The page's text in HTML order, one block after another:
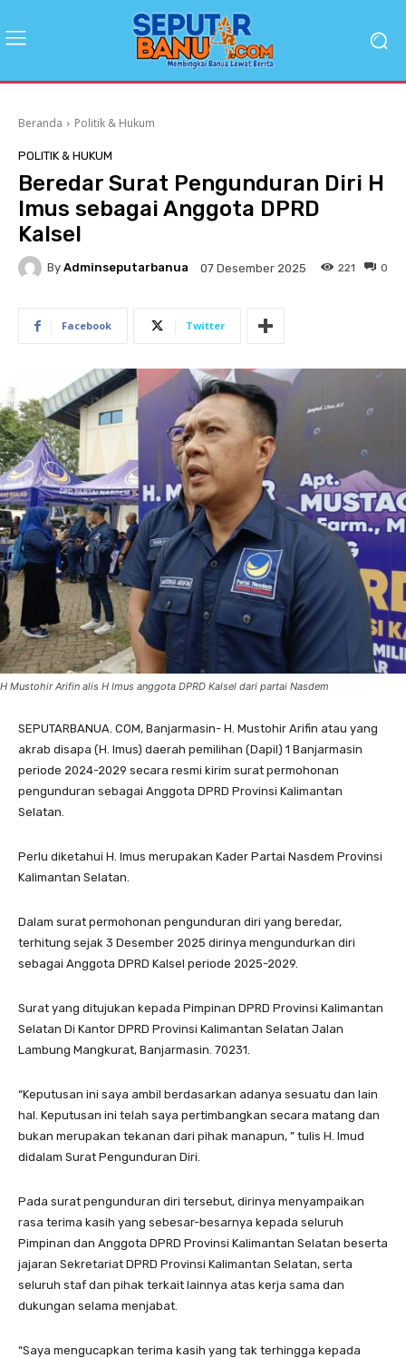
Beranda Politik & Hukum
POLITIK & HUKUM
Beredar Surat Pengunduran Diri H
Imus sebagai Anggota DPRD
Kalsel
By Adminseputarbanua 07 Desember 2025 0
221
Facebook Twitter
H Mustohir Arifin alis H Imus anggota DPRD Kalsel dari partai Nasdem
SEPUTARBANUA. COM, Banjarmasin- H. Mustohir Arifin atau yang
akrab disapa (H. Imus) daerah pemilihan (Dapil) 1 Banjarmasin
periode 2024-2029 secara resmi kirim surat permohonan
pengunduran sebagai Anggota DPRD Provinsi Kalimantan
Selatan.
Perlu diketahui H. Imus merupakan Kader Partai Nasdem Provinsi
Kalimantan Selatan.
Dalam surat permohonan pengunduran diri yang beredar,
terhitung sejak 3 Desember 2025 dirinya mengundurkan diri
sebagai Anggota DPRD Kalsel periode 2025-2029.
Surat yang ditujukan kepada Pimpinan DPRD Provinsi Kalimantan
Selatan Di Kantor DPRD Provinsi Kalimantan Selatan Jalan
Lambung Mangkurat, Banjarmasin. 70231.
“Keputusan ini saya ambil berdasarkan adanya sesuatu dan lain
hal. Keputusan ini telah saya pertimbangkan secara matang dan
bukan merupakan tekanan dari pihak manapun, ” tulis H. Imud
didalam Surat Pengunduran Diri.
Pada surat pengunduran diri tersebut, dirinya menyampaikan
rasa terima kasih yang sebesar-besarnya kepada seluruh
Pimpinan dan Anggota DPRD Provinsi Kalimantan Selatan beserta
jajaran Sekretariat DPRD Provinsi Kalimantan Selatan, serta
seluruh staf dan pihak terkait lainnya atas kerja sama dan
dukungan selama menjabat.
“Saya mengucapkan terima kasih yang tak terhingga kepada